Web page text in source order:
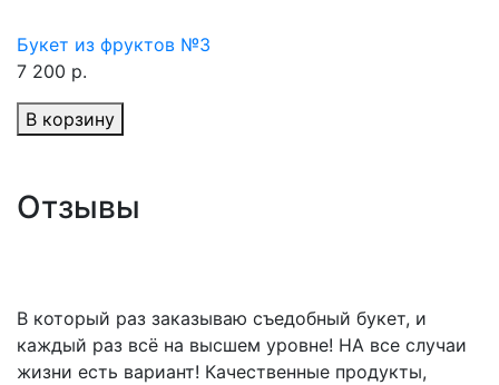
Букет из фруктов №3
7 200 р.
В корзину
Отзывы
В который раз заказываю съедобный букет, и
каждый раз всё на высшем уровне! НА все случаи
жизни есть вариант! Качественные продукты,